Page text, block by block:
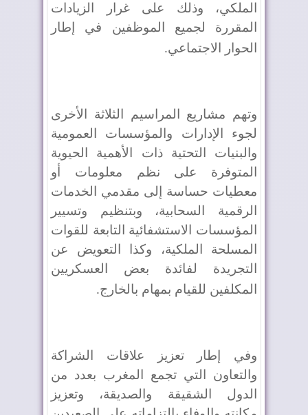
الملكي، وذلك على غرار الزيادات
المقررة لجميع الموظفين في إطار
الحوار الاجتماعي.
وتهم مشاريع المراسيم الثلاثة الأخرى
لجوء الإدارات والمؤسسات العمومية
والبنيات التحتية ذات الأهمية الحيوية
المتوفرة على نظم معلومات أو
معطيات حساسة إلى مقدمي الخدمات
الرقمية السحابية، وبتنظيم وتسيير
المؤسسات الاستشفائية التابعة للقوات
المسلحة الملكية، وكذا التعويض عن
التجريدة لفائدة بعض العسكريين
المكلفين للقيام بمهام بالخارج.
وفي إطار تعزيز علاقات الشراكة
والتعاون التي تجمع المغرب بعدد من
الدول الشقيقة والصديقة، وتعزيز